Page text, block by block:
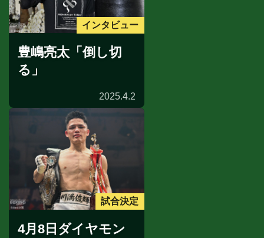
インタビュー
豊嶋亮太「倒し切
る」
2025.4.2
試合決定
4月8日ダイヤモン